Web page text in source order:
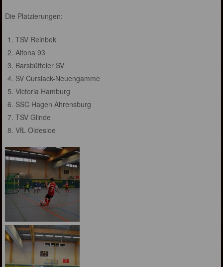
Die Platzierungen:
TSV Reinbek
Altona 93
Barsbütteler SV
SV Curslack-Neuengamme
Victoria Hamburg
SSC Hagen Ahrensburg
TSV Glinde
VfL Oldesloe